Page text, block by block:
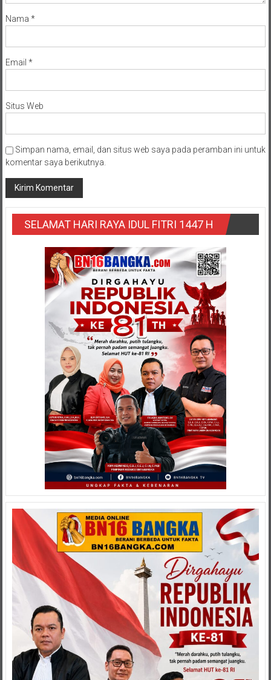
Nama *
Email *
Situs Web
Simpan nama, email, dan situs web saya pada peramban ini untuk
komentar saya berikutnya.
SELAMAT HARI RAYA IDUL FITRI 1447 H